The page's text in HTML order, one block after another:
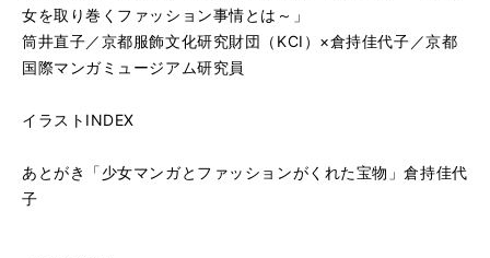
女を取り巻くファッション事情とは～」
筒井直子／京都服飾文化研究財団（KCI）×倉持佳代子／京都
国際マンガミュージアム研究員
イラストINDEX
あとがき「少女マンガとファッションがくれた宝物」倉持佳代
子